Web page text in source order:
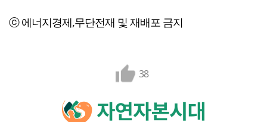
ⓒ 에너지경제,무단전재 및 재배포 금지
38